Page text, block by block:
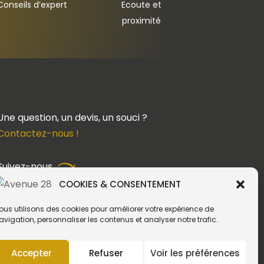
COOKIES & CONSENTEMENT
utilisons des cookies pour améliorer votre expérience de
personnaliser les contenus et analyser notre trafic.
Accepter Refuser Voir les préférences
d’expert
Ecoute et
proximité
question, un devis, un souci ?
nous !
nous
du site web :